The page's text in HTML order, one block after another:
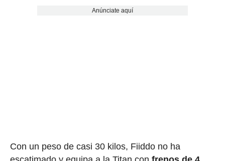
Anúnciate aquí
Con un peso de casi 30 kilos, Fiiddo no ha